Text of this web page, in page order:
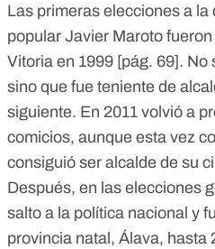
Las primeras elecciones a la
popular Javier Maroto
Vitoria en 1999 [pág. 69]. No
sino que fue teniente de
siguiente. En 2011 volvió a
comicios, aunque esta vez
consiguió ser alcalde de su
Después, en las elecciones
salto a la política nacional y
provincia natal, Álava, hasta